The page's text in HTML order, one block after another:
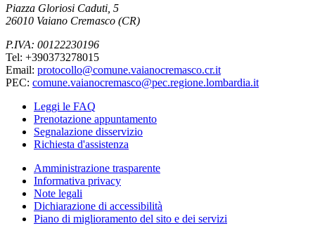
Piazza Gloriosi Caduti, 5
26010 Vaiano Cremasco (CR)
P.IVA: 00122230196
Tel: +390373278015
Email: protocollo@comune.vaianocremasco.cr.it
PEC: comune.vaianocremasco@pec.regione.lombardia.it
Leggi le FAQ
Prenotazione appuntamento
Segnalazione disservizio
Richiesta d'assistenza
Amministrazione trasparente
Informativa privacy
Note legali
Dichiarazione di accessibilità
Piano di miglioramento del sito e dei servizi